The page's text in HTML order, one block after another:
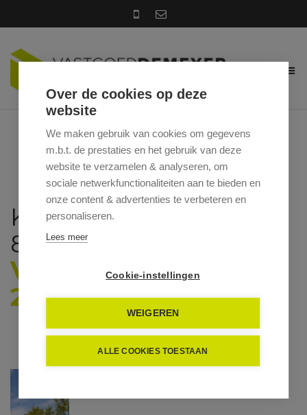
KLOOSTERSTRAAT 88,
8755 RUISELEDE
VRAAGPRIJS: €
249.000
Over de cookies op deze
website
We maken gebruik van cookies om gegevens
m.b.t. de prestaties en het gebruik van deze
website te verzamelen & analyseren, om
sociale netwerkfunctionaliteiten aan te bieden en
onze content & advertenties te verbeteren en
personaliseren.
Lees meer
Cookie-instellingen
WEIGEREN
ALLE COOKIES TOESTAAN